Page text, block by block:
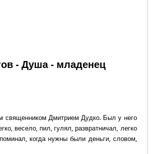
- Душа - младенец
священником Дмитрием Дудко. Был у него
весело, пил, гулял, развратничал, легко
когда нужны были деньги, словом,